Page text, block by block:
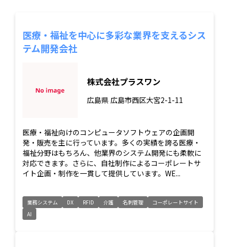
医療・福祉を中心に多彩な業界を支えるシス
テム開発会社
株式会社プラスワン
広島県 広島市西区大宮2-1-11
医療・福祉向けのコンピュータソフトウェアの企画開
発・販売を主に行っています。多くの実績を誇る医療・
福祉分野はもちろん、他業界のシステム開発にも柔軟に
対応できます。さらに、自社制作によるコーポレートサ
イト企画・制作を一貫して提供しています。WE...
業務システム DX RFID 介護 名刺管理
コーポレートサイト
AI